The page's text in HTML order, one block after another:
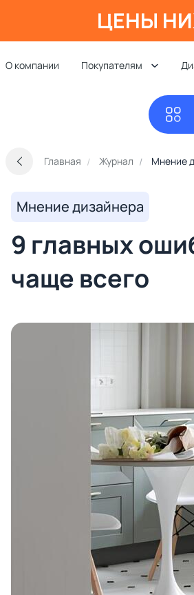
ЦЕНЫ
О компании Покупателям
Главная Журнал Мнение
Мнение дизайнера
9 главных
чаще всего